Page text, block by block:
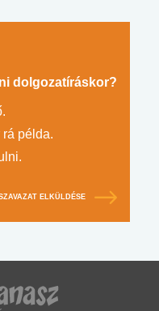
dolgozatíráskor?
rá példa.
ELKÜLDÉSE